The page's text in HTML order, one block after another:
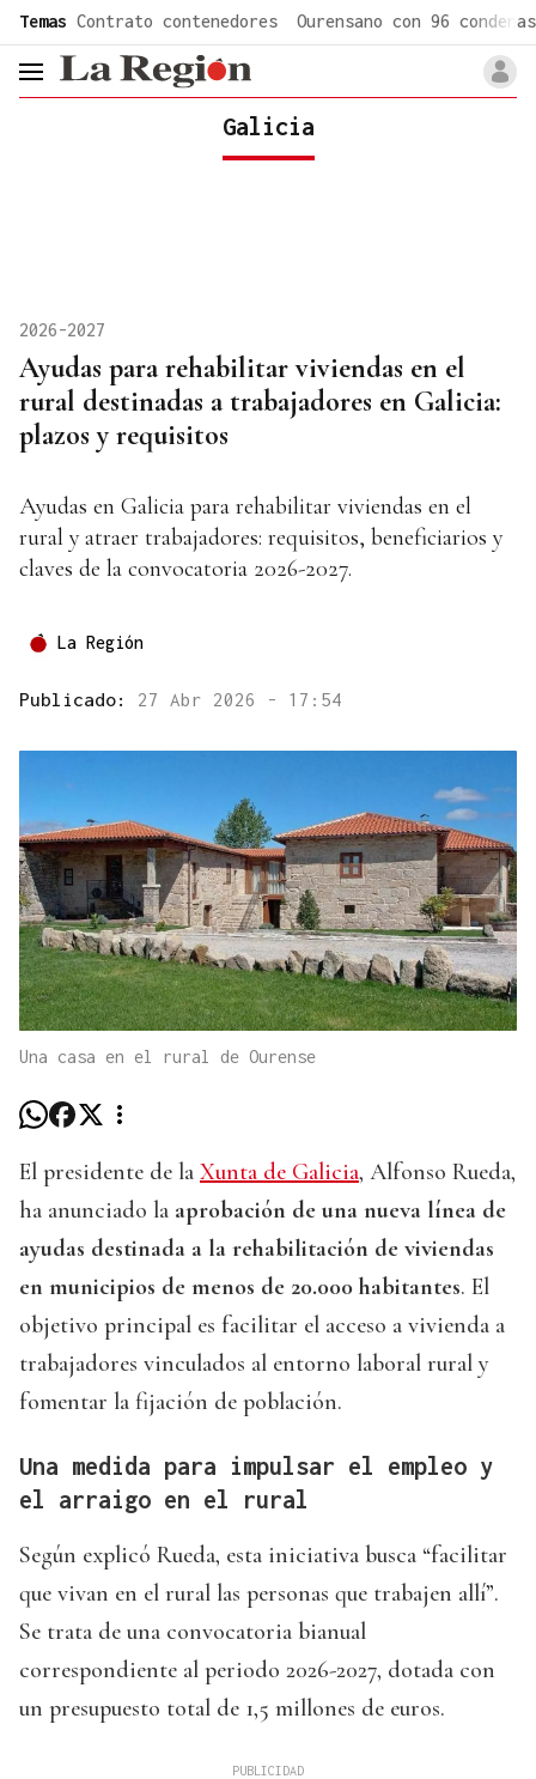
Temas Contrato contenedores Ourensano con 96 condenas
header.menu.open
Galicia
Ayudas para rehabilitar viviendas en el
rural destinadas a trabajadores en Galicia:
plazos y requisitos
2026-2027
Ayudas en Galicia para rehabilitar viviendas en el
rural y atraer trabajadores: requisitos, beneficiarios y
claves de la convocatoria 2026-2027.
La Región
Publicado: 27 Abr 2026 - 17:54
Una casa en el rural de Ourense
El presidente de la Xunta de Galicia, Alfonso Rueda,
ha anunciado la aprobación de una nueva línea de
ayudas destinada a la rehabilitación de viviendas
en municipios de menos de 20.000 habitantes. El
objetivo principal es facilitar el acceso a vivienda a
trabajadores vinculados al entorno laboral rural y
fomentar la fijación de población.
Una medida para impulsar el empleo y
el arraigo en el rural
Según explicó Rueda, esta iniciativa busca “facilitar
que vivan en el rural las personas que trabajen allí”.
Se trata de una convocatoria bianual
correspondiente al periodo 2026-2027, dotada con
un presupuesto total de 1,5 millones de euros.